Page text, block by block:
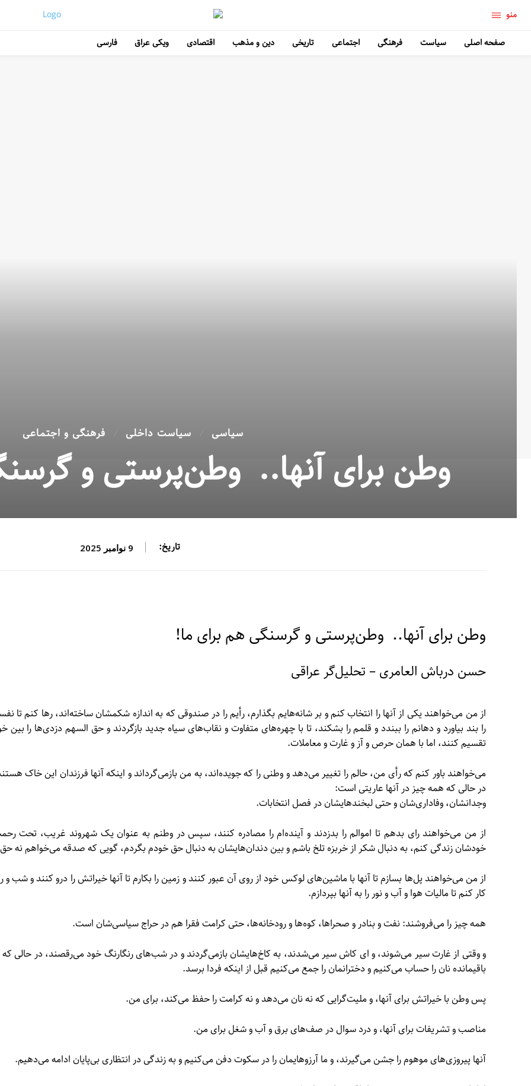
منو
صفحه اصلی
سیاست فرهنگی اجتماعی تاریخی دین و مذهب اقتصادی ویکی عراق فارسی
سیاسی سیاست داخلی فرهنگی و اجتماعی
وطن برای آنها.. وطن‌پرستی و
تاریخ: 9 نوامبر 2025
وطن برای آنها.. وطن‌پرستی و گرسنگی هم برای ما!
حسن درباش العامری – تحلیل‌گر عراقی
از من می‌خواهند یکی از آنها را انتخاب کنم و بر شانه‌هایم بگذارم، رأیم را در صندوقی که به اندازه شکمشان ساخته‌اند، رها کنم تا
را بند بیاورد و دهانم را ببندد و قلمم را بشکند، تا با چهره‌های متفاوت و نقاب‌های سیاه جدید بازگردند و حق السهم دزدی‌ها را بین
تقسیم کنند، اما با همان حرص و آز و غارت و معاملات.
می‌خواهند باور کنم که رأی من، حالم را تغییر می‌دهد و وطنی را که جویده‌اند، به من بازمی‌گرداند و اینکه آنها فرزندان این خاک
در حالی که همه چیز در آنها عاریتی است:
وجدانشان، وفاداری‌شان و حتی لبخندهایشان در فصل انتخابات.
از من می‌خواهند رای بدهم تا اموالم را بدزدند و آینده‌ام را مصادره کنند، سپس در وطنم به عنوان یک شهروند غریب، تحت
خودشان زندگی کنم، به دنبال شکر از خربزه تلخ باشم و بین دندان‌هایشان به دنبال حق خودم بگردم، گویی که صدقه می‌خواهم نه
از من می‌خواهند پل‌ها بسازم تا آنها با ماشین‌های لوکس خود از روی آن عبور کنند و زمین را بکارم تا آنها خیراتش را درو کنند و شب و
کار کنم تا مالیات هوا و آب و نور را به آنها بپردازم.
همه چیز را می‌فروشند: نفت و بنادر و صحراها، کوه‌ها و رودخانه‌ها، حتی کرامت فقرا هم در حراج سیاسی‌شان است.
و وقتی از غارت سیر می‌شوند، و ای کاش سیر می‌شدند، به کاخ‌هایشان بازمی‌گردند و در شب‌های رنگارنگ خود می‌رقصند، در حالی که
باقیمانده نان را حساب می‌کنیم و دخترانمان را جمع می‌کنیم قبل از اینکه فردا برسد.
پس وطن با خیراتش برای آنها، و ملیت‌گرایی که نه نان می‌دهد و نه کرامت را حفظ می‌کند، برای من.
مناصب و تشریفات برای آنها، و درد سوال در صف‌های برق و آب و شغل برای من.
آنها پیروزی‌های موهوم را جشن می‌گیرند، و ما آرزوهایمان را در سکوت دفن می‌کنیم و به زندگی در انتظاری بی‌پایان ادامه می‌دهیم.